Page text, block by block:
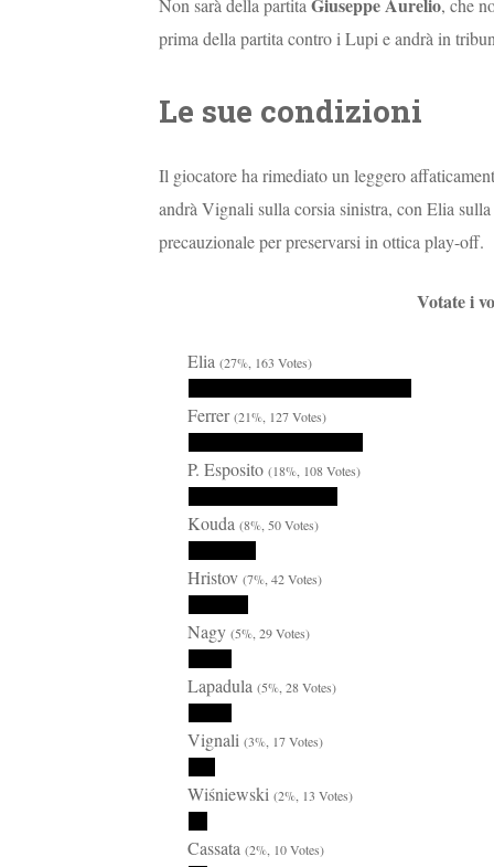
Non sarà della partita Giuseppe Aurelio, che
prima della partita contro i Lupi e andrà in
Le sue condizioni
Il giocatore ha rimediato un leggero
andrà Vignali sulla corsia sinistra, con Elia
precauzionale per preservarsi in ottica play-off.
Votate i
Elia (27%, 163 Votes)
Ferrer(21%, 127 Votes)
P. Esposito (18%, 108 Votes)
Kouda (8%, 50 Votes)
Hristov (7%, 42 Votes)
Nagy (5%, 29 Votes)
Lapadula (5%, 28 Votes)
Vignali (3%, 17 Votes)
Wiśniewski (2%, 13 Votes)
Cassata (2%, 10 Votes)